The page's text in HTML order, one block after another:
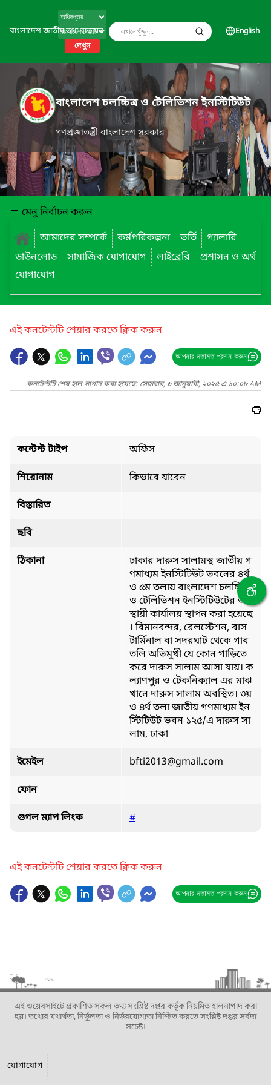
বাংলাদেশ জাতীয় তথ্য বাতায়ন
দেখুন
English
বাংলাদেশ চলচ্চিত্র ও টেলিভিশন ইনস্টিটিউট
গণপ্রজাতন্ত্রী বাংলাদেশ সরকার
মেনু নির্বাচন করুন
আমাদের সম্পর্কে
কর্মপরিকল্পনা ভর্তি
গ্যালারি
ডাউনলোড
সামাজিক যোগাযোগ লাইব্রেরি
প্রশাসন ও অর্থ
যোগাযোগ
এই কনটেন্টটি শেয়ার করতে ক্লিক করুন
আপনার মতামত প্রদান করুন
কনটেন্টটি শেষ হাল-নাগাদ করা হয়েছে: সোমবার, ৬ জানুয়ারী, ২০২৫ এ ১০:০৮ AM
কন্টেন্ট টাইপ অফিস
শিরোনাম কিভাবে যাবেন
বিস্তারিত
ছবি
ঠিকানা
ঢাকার দারুস সালামস্থ জাতীয় গ
ণমাধ্যম ইনস্টিটিউট ভবনের ৪র্থ
ও ৫ম তলায় বাংলাদেশ চলচ্চিত্র
ও টেলিভিশন ইনস্টিটিউটের অ
স্থায়ী কার্যালয় স্থাপন করা হয়েছে
। বিমানবন্দর, রেলস্টেশন, বাস
টার্মিনাল বা সদরঘাট থেকে গাব
তলি অভিমূখী যে কোন গাড়িতে
করে দারুস সালাম আসা যায়। ক
ল্যাণপুর ও টেকনিক্যাল এর মাঝ
খানে দারুস সালাম অবস্থিত। ৩য়
ও ৪র্থ তলা জাতীয় গণমাধ্যম ইন
স্টিটিউট ভবন ১২৫/এ দারুস সা
লাম, ঢাকা
ইমেইল bfti2013@gmail.com
ফোন
গুগল ম্যাপ লিংক #
এই কনটেন্টটি শেয়ার করতে ক্লিক করুন
আপনার মতামত প্রদান করুন
এই ওয়েবসাইটে প্রকাশিত সকল তথ্য সংশ্লিষ্ট দপ্তর কর্তৃক নিয়মিত হালনাগাদ করা
হয়। তথ্যের যথার্থতা, নির্ভুলতা ও নির্ভরযোগ্যতা নিশ্চিত করতে সংশ্লিষ্ট দপ্তর সর্বদা
সচেষ্ট।
যোগাযোগ